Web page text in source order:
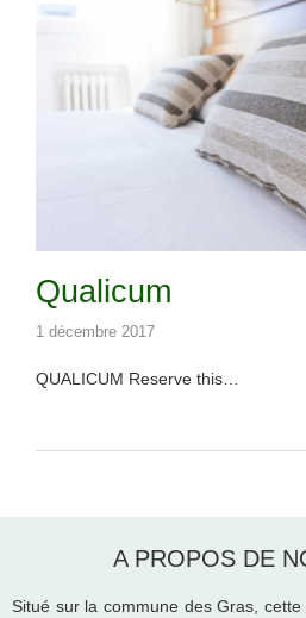
Qualicum
1 décembre 2017
QUALICUM Reserve this…
A PROPOS DE
Situé sur la commune des Gras,